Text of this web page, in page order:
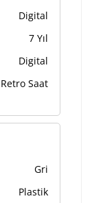
Digital
7 Yıl
Digital
Retro Saat
Gri
Plastik